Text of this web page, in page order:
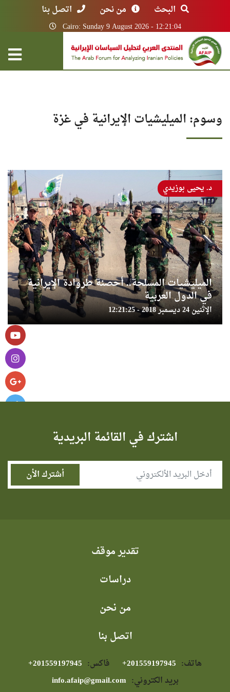
البحث من نحن اتصل بنا
Cairo: Sunday 9 August 2026 - 12:21:04
وسوم: الميليشيات الإيرانية في غزة
الميليشيات المسلحة.. أحصنة طروادة الإيرانية
في الدول العربية
الإثنين 24 ديسمبر 2018 - 12:21:25
د. يحيى بوزيدي
اشترك في القائمة البريدية
تقدير موقف
دراسات
من نحن
اتصل بنا
هاتف: فاكس:
بريد الكتروني: info.afaip@gmail.com